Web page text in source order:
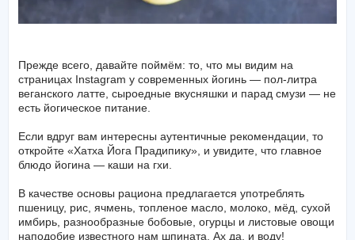
Прежде всего, давайте поймём: то, что мы видим на
страницах Instagram у современных йогинь — пол-литра
веганского латте, сыроедные вкусняшки и парад смузи — не
есть йогическое питание.
Если вдруг вам интересны аутентичные рекомендации, то
откройте «Хатха Йога Прадипику», и увидите, что главное
блюдо йогина — каши на гхи.
В качестве основы рациона предлагается употреблять
пшеницу, рис, ячмень, топленое масло, молоко, мёд, сухой
имбирь, разнообразные бобовые, огурцы и листовые овощи
наподобие известного нам шпината. Ах да, и воду!